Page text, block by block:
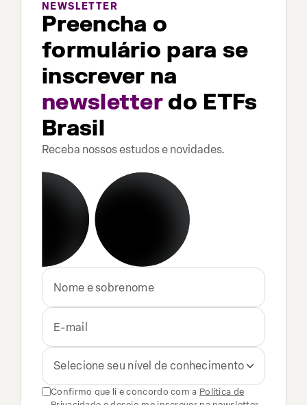
NEWSLETTER
Preencha o
formulário para se
inscrever na
newsletterdo ETFs
Brasil
Receba nossos estudos e novidades.
Selecione seu nível de conhecimento
Confirmo que li e concordo com a Política de